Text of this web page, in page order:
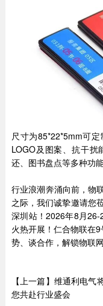
尺寸为85*22*5mm可
LOGO及图案、抗干
还、图书盘点等多种功能
行业浪潮奔涌向前，物
之际，我们诚挚邀请您
深圳站！2026年8月26-
火热开展！仁合物联在
势、谈合作，解锁物联
【上一篇】维通利电
您共赴行业盛会